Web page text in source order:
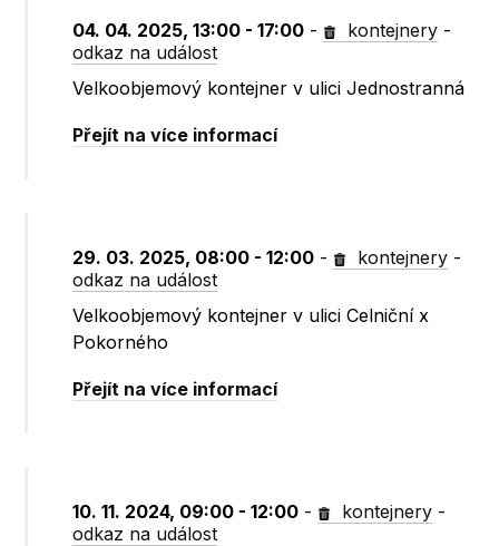
04. 04. 2025, 13:00 - 17:00 - kontejnery -
odkaz na událost
Velkoobjemový kontejner v ulici Jednostranná
Přejít na více informací
29. 03. 2025, 08:00 - 12:00 - kontejnery -
odkaz na událost
Velkoobjemový kontejner v ulici Celniční x
Pokorného
Přejít na více informací
10. 11. 2024, 09:00 - 12:00 - kontejnery -
odkaz na událost